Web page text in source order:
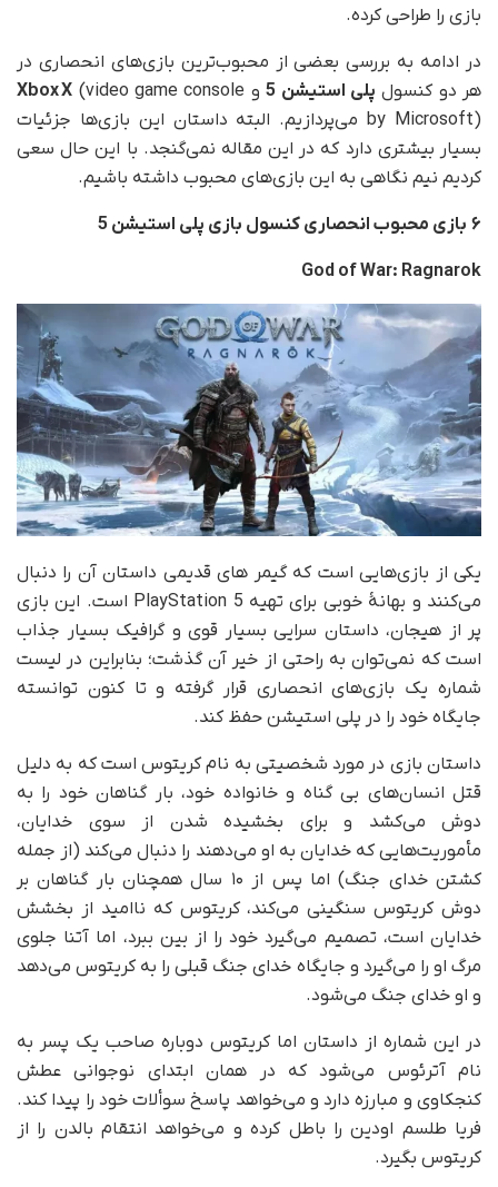
بازی را طراحی کرده.
در ادامه به بررسی بعضی از محبوب‌ترین بازی‌های انحصاری در
هر دو کنسول پلی استیشن 5 و Xbox X (video game console
by Microsoft) می‌پردازیم. البته داستان این بازی‌ها جزئیات
بسیار بیشتری دارد که در این مقاله نمی‌گنجد. با این حال سعی
کردیم نیم نگاهی به این بازی‌های محبوب داشته باشیم.
۶ بازی محبوب انحصاری کنسول بازی پلی استیشن 5
God of War: Ragnarok
یکی از بازی‌هایی است که گیمر های قدیمی داستان آن را دنبال
می‌کنند و بهانهٔ خوبی برای تهیه PlayStation 5 است. این بازی
پر از هیجان، داستان سرایی بسیار قوی و گرافیک بسیار جذاب
است که نمی‌توان به راحتی از خیر آن گذشت؛ بنابراین در لیست
شماره یک بازی‌های انحصاری قرار گرفته و تا کنون توانسته
جایگاه خود را در پلی استیشن حفظ کند.
داستان بازی در مورد شخصیتی به نام کریتوس است که به دلیل
قتل انسان‌های بی گناه و خانواده خود، بار گناهان خود را به
دوش می‌کشد و برای بخشیده شدن از سوی خدایان،
مأموریت‌هایی که خدایان به او می‌دهند را دنبال می‌کند (از جمله
کشتن خدای جنگ) اما پس از ۱۰ سال همچنان بار گناهان بر
دوش کریتوس سنگینی می‌کند، کریتوس که ناامید از بخشش
خدایان است، تصمیم می‌گیرد خود را از بین ببرد، اما آتنا جلوی
مرگ او را می‌گیرد و جایگاه خدای جنگ قبلی را به کریتوس می‌دهد
و او خدای جنگ می‌شود.
در این شماره از داستان اما کریتوس دوباره صاحب یک پسر به
نام آترئوس می‌شود که در همان ابتدای نوجوانی عطش
کنجکاوی و مبارزه دارد و می‌خواهد پاسخ سوألات خود را پیدا کند.
فریا طلسم اودین را باطل کرده و می‌خواهد انتقام بالدن را از
کریتوس بگیرد.